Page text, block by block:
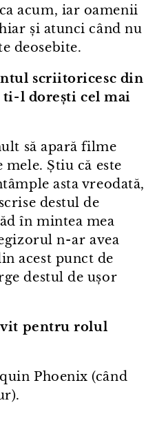
acum, iar oamenii
și atunci când nu
deosebite.
scriitoricesc din
ti⁠-⁠l dorești cel mai
să apară filme
Știu că este
asta vreodată,
destul de
în mintea mea
n⁠-⁠ar avea
acest punct de
destul de ușor
pentru rolul
Phoenix (când